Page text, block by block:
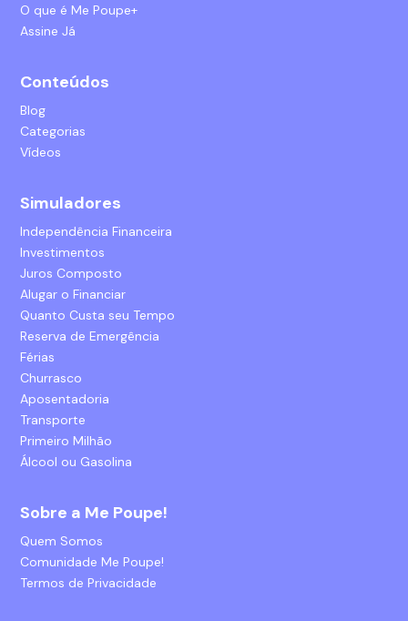
O que é Me Poupe+
Assine Já
Conteúdos
Blog
Categorias
Vídeos
Simuladores
Independência Financeira
Investimentos
Juros Composto
Alugar o Financiar
Quanto Custa seu Tempo
Reserva de Emergência
Férias
Churrasco
Aposentadoria
Transporte
Primeiro Milhão
Álcool ou Gasolina
Sobre a Me Poupe!
Quem Somos
Comunidade Me Poupe!
Termos de Privacidade